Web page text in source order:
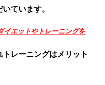
ています。
イエットやトレーニングを
レーニングはメリット